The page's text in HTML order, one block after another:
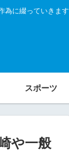
為に綴っていきます
スポーツ
や一般